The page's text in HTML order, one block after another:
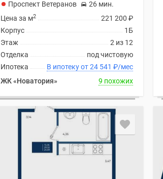
Проспект Ветеранов
26 мин.
221 200 ₽
Цена за м2
1Б
Корпус
2 из 12
Этаж
под чистовую
Отделка
В ипотеку от 24 541 ₽/мес
Ипотека
ЖК «Новатория»
9 похожих